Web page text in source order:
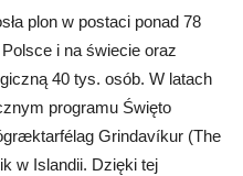
plon w postaci ponad 78
i na świecie oraz
40 tys. osób. W latach
programu Święto
Grindavíkur (The
w Islandii. Dzięki tej